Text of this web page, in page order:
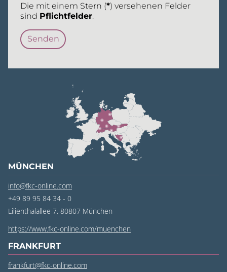
Die mit einem Stern (*) versehenen Felder
sind Pflichtfelder.
MÜNCHEN
info@fkc-online.com
+49 89 95 84 34 - 0
Lilienthalallee 7, 80807 München
https://www.fkc-online.com/muenchen
FRANKFURT
frankfurt@fkc-online.com